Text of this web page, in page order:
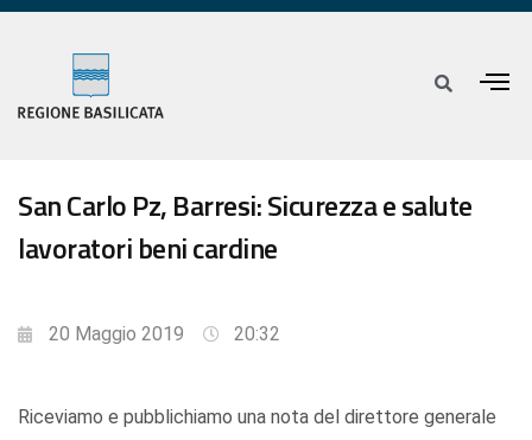
San Carlo Pz, Barresi: Sicurezza e salute
lavoratori beni cardine
20 Maggio 2019 20:32
Riceviamo e pubblichiamo una nota del direttore generale